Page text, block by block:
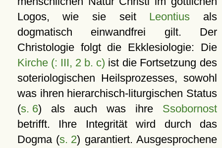
Logos, wie sie seit Leontius als
dogmatisch einwandfrei gilt. Der
Christologie folgt die Ekklesiologie: Die
Kirche (: III, 2 b. c) ist die Fortsetzung des
soteriologischen Heilsprozesses, sowohl
was ihren hierarchisch-liturgischen Status
(s. 6) als auch was ihre Ssobornost
betrifft. Ihre Integrität wird durch das
Dogma (s. 2) garantiert. Ausgesprochene